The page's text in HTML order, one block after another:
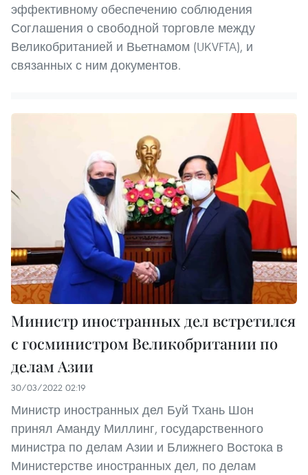
эффективному обеспечению соблюдения
Соглашения о свободной торговле между
Великобританией и Вьетнамом (UKVFTA), и
связанных с ним документов.
Министр иностранных дел встретился
с госминистром Великобритании по
делам Азии
30/03/2022 02:19
Министр иностранных дел Буй Тхань Шон
принял Аманду Миллинг, государственного
министра по делам Азии и Ближнего Востока в
Министерстве иностранных дел, по делам